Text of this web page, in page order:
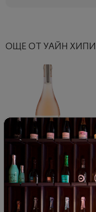
ОЩЕ ОТ УАЙН
Пинк Ап Вайб Розе Уайн
Хипис 2023
България | Купаж